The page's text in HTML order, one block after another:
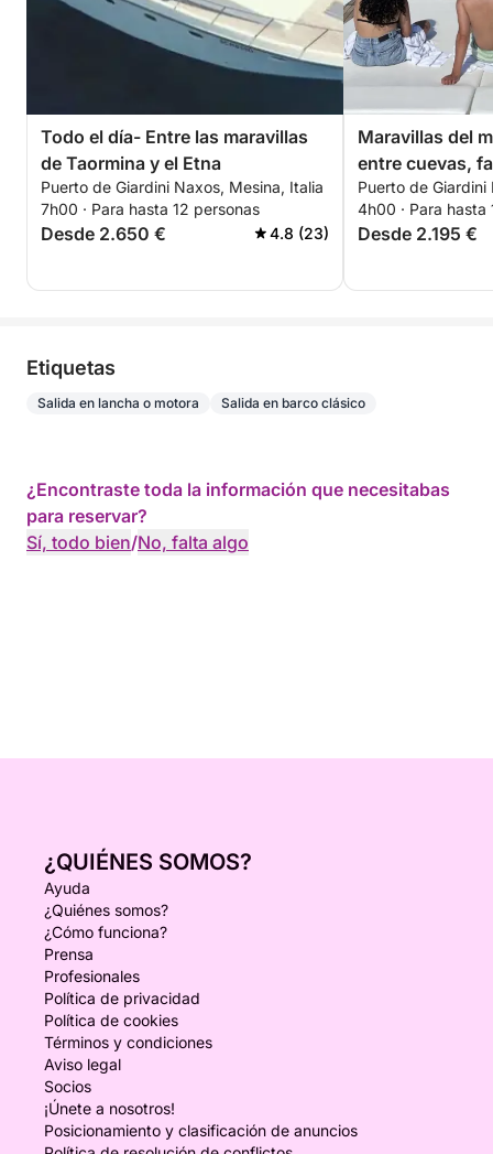
Todo el día- Entre las maravillas
de Taormina y el Etna
Puerto de Giardini Naxos, Mesina, Italia
7h00 · Para hasta 12 personas
Desde 2.650 € 4.8 (23)
Maravillas del
entre cuevas,
en Taormina
Puerto de
4h00 · Para hasta
Desde 2.195 €
Etiquetas
Salida en lancha o motora Salida en barco clásico
¿Encontraste toda la información que necesitabas
para reservar?
Sí, todo bien/No, falta algo
¿QUIÉNES SOMOS?
Ayuda
¿Quiénes somos?
¿Cómo funciona?
Prensa
Profesionales
Política de privacidad
Política de cookies
Términos y condiciones
Aviso legal
Socios
¡Únete a nosotros!
Posicionamiento y clasificación de anuncios